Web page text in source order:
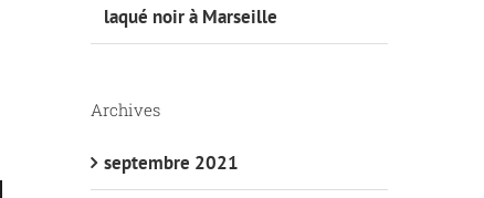
laqué noir à Marseille
Archives
septembre 2021